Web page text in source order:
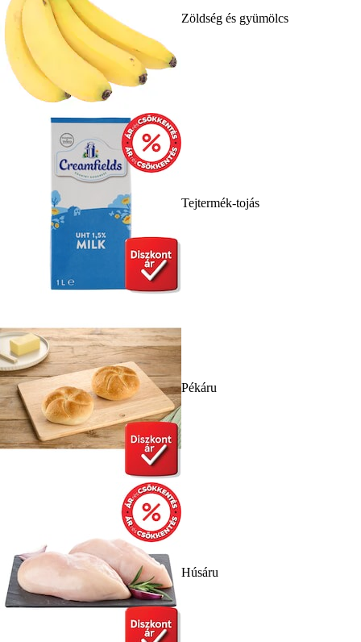
Zöldség és gyümölcs
Tejtermék-tojás
Pékáru
Húsáru